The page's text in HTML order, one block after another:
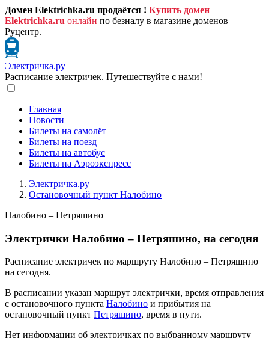
Домен Elektrichka.ru продаётся ! Купить домен
Elektrichka.ru онлайн по безналу в магазине доменов
Руцентр.
Электричка.ру
Расписание электричек. Путешествуйте с нами!
Главная
Новости
Билеты на самолёт
Билеты на поезд
Билеты на автобус
Билеты на Аэроэкспресс
Электричка.ру
Остановочный пункт Налобино
Налобино – Петряшино
Электрички Налобино – Петряшино, на сегодня
Расписание электричек по маршруту Налобино – Петряшино
на сегодня.
В расписании указан маршрут электрички, время отправления
с остановочного пункта Налобино и прибытия на
остановочный пункт Петряшино, время в пути.
Нет информации об электричках по выбранному маршруту